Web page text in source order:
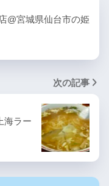
@宮城県仙台市の姫
次の記事
海ラー